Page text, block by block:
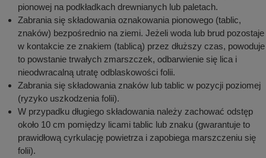
pionowej na podkładkach drewnianych lub paletach.
Zabrania się składowania oznakowania pionowego (tablic,
znaków) bezpośrednio na ziemi. Jeżeli woda lub brud pozostaje
w kontakcie ze znakiem (tablicą) przez dłuższy czas, powoduje
to powstanie trwałych zmarszczek, odbarwienie się lica i
nieodwracalną utratę odblaskowości folii.
Zabrania się składowania znaków lub tablic w pozycji poziomej
(ryzyko uszkodzenia folii).
W przypadku długiego składowania należy zachować odstęp
około 10 cm pomiędzy licami tablic lub znaku (gwarantuje to
prawidłową cyrkulację powietrza i zapobiega marszczeniu się
folii).